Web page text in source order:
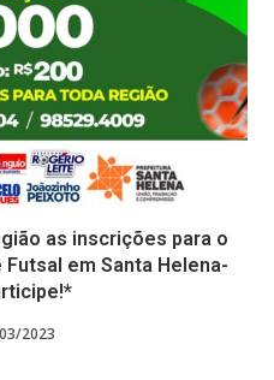
as inscrições para o
Futsal em Santa Helena-
2023